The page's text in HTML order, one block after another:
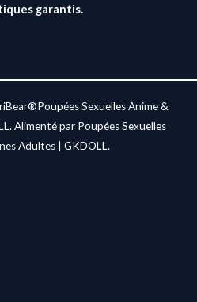
garantis.
Sexuelles Anime &
Alimenté par Poupées Sexuelles
Adultes | GKDOLL.